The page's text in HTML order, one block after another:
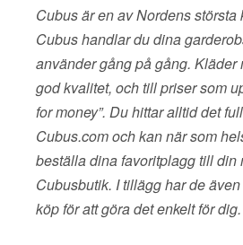
Cubus är en av Nordens största
Cubus handlar du dina
använder gång på gång. Kläder
god kvalitet, och till priser som
for money”. Du hittar alltid det
Cubus.com och kan när som
beställa dina favoritplagg till din
Cubusbutik. I tillägg har de
köp för att göra det enkelt för dig.